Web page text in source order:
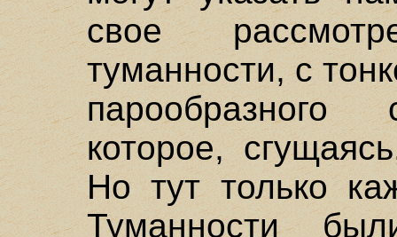
свое
туманности, с
парообразного
которое,
Но тут только
Туманности